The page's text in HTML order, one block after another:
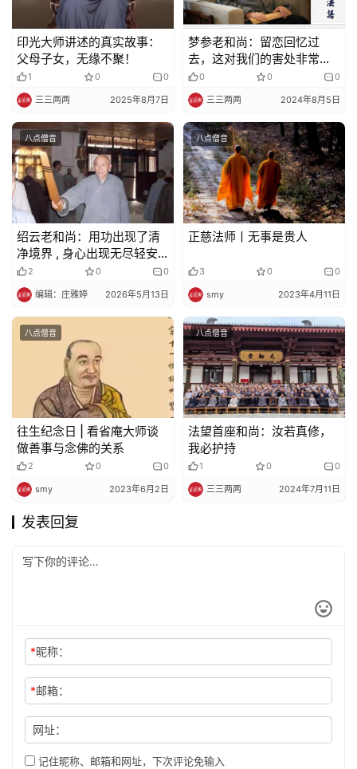
明
印光大师讲述的真实故事：
父母子女，无缘不聚！
1 0 0
三三两两 2025年8月7日
梦参老和尚：留恋回忆过
去，这对我们的害处非常的
大0 0 0
三三两两 2024年8月5日
八点僧音
绍云老和尚：用功出现了清
净境界 , 身心出现无尽轻安
的时候 , 千万不能得少为足
2 0 0
编辑：庄雅婷 2026年5月13日
八点僧音
正慈法师丨无事是贵人
3 0 0
smy 2023年4月11日
八点僧音
往生纪念日 | 看省庵大师谈
做善事与念佛的关系
2 0 0
smy 2023年6月2日
八点僧音
法望首座和尚：汝若真修，
我必护持
1 0 0
三三两两 2024年7月11日
发表回复
*昵称：
*邮箱：
网址：
记住昵称、邮箱和网址，下次评论免输入